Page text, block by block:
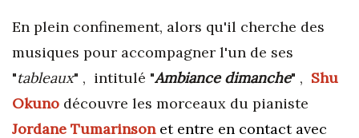
En plein confinement, alors qu'il cherche des
musiques pour accompagner l'un de ses
"tableaux" , intitulé "Ambiance dimanche" , Shu
Okuno découvre les morceaux du pianiste
Jordane Tumarinson et entre en contact avec